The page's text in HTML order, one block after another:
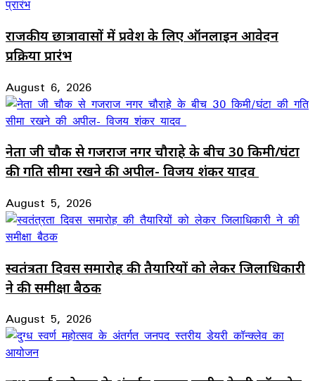
राजकीय छात्रावासों में प्रवेश के लिए ऑनलाइन आवेदन
प्रक्रिया प्रारंभ
August 6, 2026
नेता जी चौक से गजराज नगर चौराहे के बीच 30 किमी/घंटा
की गति सीमा रखने की अपील- विजय शंकर यादव
August 5, 2026
स्वतंत्रता दिवस समारोह की तैयारियों को लेकर जिलाधिकारी
ने की समीक्षा बैठक
August 5, 2026